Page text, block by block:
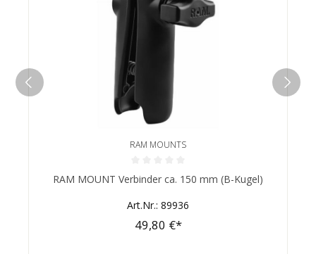
RAM MOUNTS
Durchschnittliche Bewertung von 0 von 5 Sternen
RAM MOUNT Verbinder ca. 150 mm (B-Kugel)
Art.Nr.: 89936
49,80 €*